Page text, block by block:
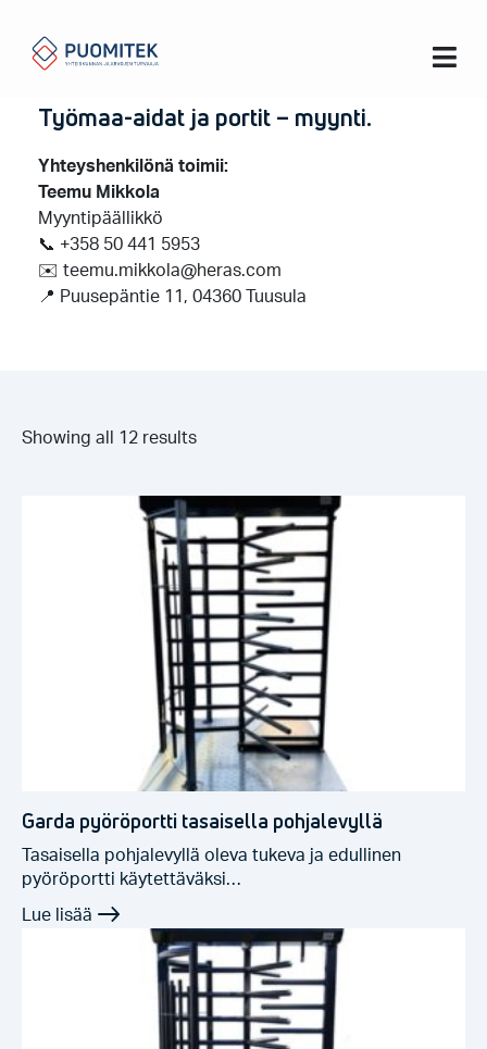
Työmaaportit
Työmaa-aidat ja portit – myynti.
Yhteyshenkilönä toimii:
Teemu Mikkola
Myyntipäällikkö
📞 +358 50 441 5953
✉️ teemu.mikkola@heras.com
📍 Puusepäntie 11, 04360 Tuusula
Showing all 12 results
Garda pyöröportti tasaisella pohjalevyllä
Tasaisella pohjalevyllä oleva tukeva ja edullinen
pyöröportti käytettäväksi…